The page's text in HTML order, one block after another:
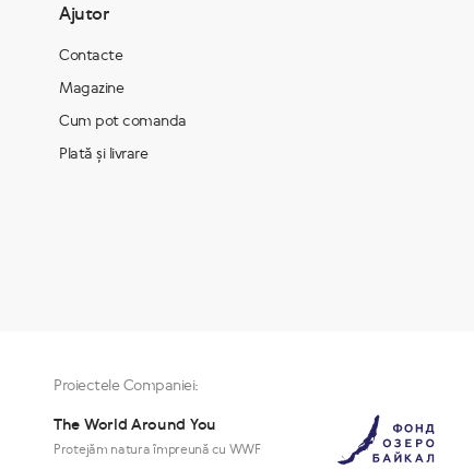
Ajutor
Contacte
Magazine
Cum pot comanda
Plată și livrare
Proiectele Companiei:
The World Around You
Protejăm natura împreună cu WWF